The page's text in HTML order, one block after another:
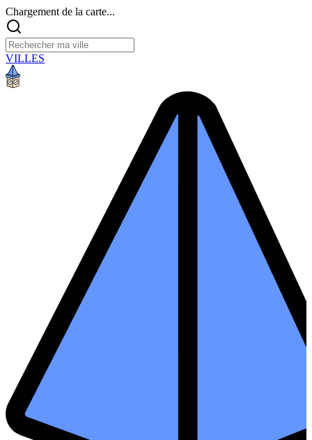
Chargement de la carte...
VILLES